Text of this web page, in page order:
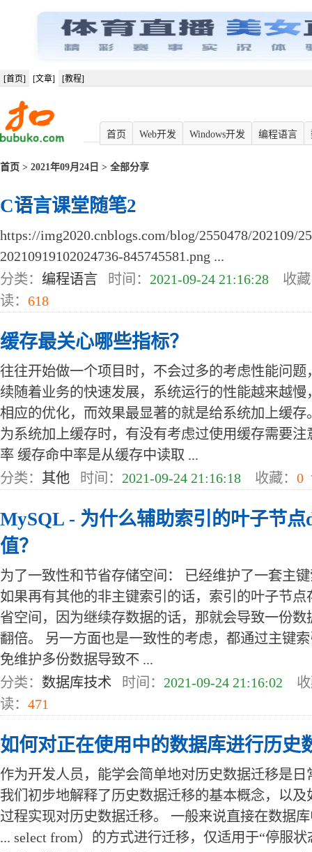
[首页] [文章] [教程]
首页 Web开发 Windows开发 编程语言
首页 > 2021年09月24日 > 全部分享
C语言课堂随笔2
https://img2020.cnblogs.com/blog/2550478/202109/
20210919102024736-845745581.png ...
分类： 编程语言 时间： 2021-09-24 21:16:28 收藏
读： 618
缓存最关心哪些指标？
往往开始做一个项目时，不会过多的考虑性能问
续随着业务的快速发展，系统运行的性能越来越
相应的优化，而效果最显著的就是给系统加上缓
为系统加上缓存时，有没有考虑过使用缓存需要
率 缓存命中率是从缓存中读取 ...
分类： 其他 时间： 2021-09-24 21:16:18 收藏： 0
MySQL - 为什么辅助索引的叶子节
值？
为了一致性和节省存储空间： 已经维护了一套主
如果再有其他的非主键索引的话，索引的叶子节
省空间，因为继续存数据的话，那就会导致一份
翻倍。 另一方面也是一致性的考虑，都通过主键
免维护多份数据导致不 ...
分类： 数据库技术 时间： 2021-09-24 21:16:02 收
读： 471
如何对正在使用中的数据库进行历史
作为开发人员，能学会简单地对历史数据迁移是
我们初步地解释了历史数据迁移的基本概念，以及
过程实现对历史数据迁移。 一般来说直接在数据
... select from）的方式进行迁移，仅适用于“停服状